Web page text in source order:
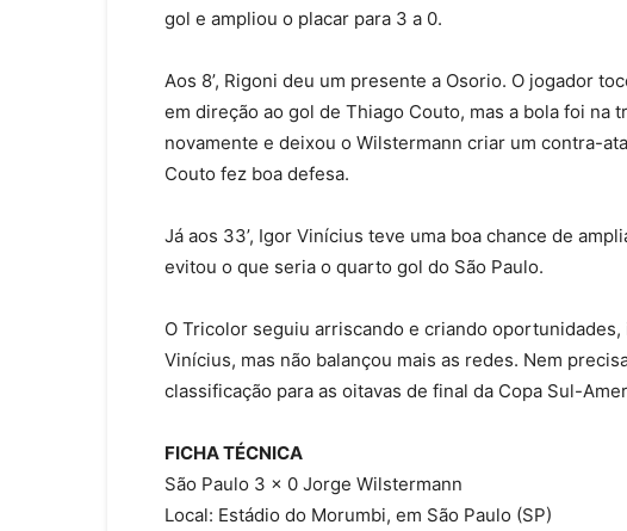
gol e ampliou o placar para 3 a 0.
Aos 8’, Rigoni deu um presente a Osorio. O jogador
em direção ao gol de Thiago Couto, mas a bola foi na
novamente e deixou o Wilstermann criar um contra-
Couto fez boa defesa.
Já aos 33’, Igor Vinícius teve uma boa chance de
evitou o que seria o quarto gol do São Paulo.
O Tricolor seguiu arriscando e criando
Vinícius, mas não balançou mais as redes. Nem
classificação para as oitavas de final da Copa Sul-
FICHA TÉCNICA
São Paulo 3 x 0 Jorge Wilstermann
Local: Estádio do Morumbi, em São Paulo (SP)